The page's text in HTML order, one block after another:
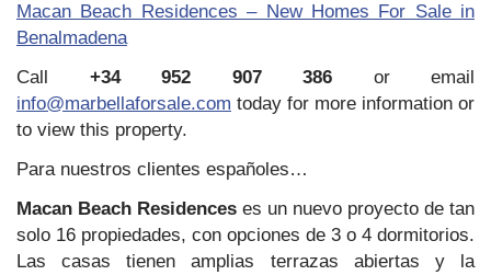
Macan Beach Residences – New Homes For Sale in
Benalmadena
Call +34 952 907 386 or email
info@marbellaforsale.com today for more information or
to view this property.
Para nuestros clientes españoles…
Macan Beach Residences es un nuevo proyecto de tan
solo 16 propiedades, con opciones de 3 o 4 dormitorios.
Las casas tienen amplias terrazas abiertas y la